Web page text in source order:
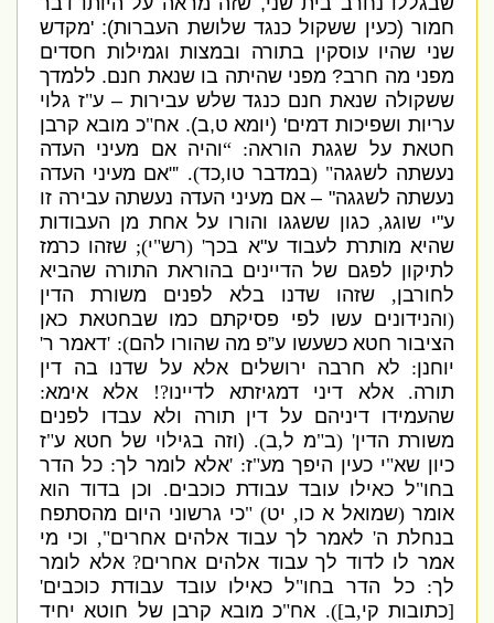
חמור(כעין ששקול כנגד שלושת העברות): 'מקדש
שני שהיו עוסקין בתורה ובמצות וגמילות חסדים
מפני מה חרב?מפני שהיתה בו שנאת חנם.ללמדך
ששקולה שנאת חנם כנגד שלש עבירות – ע "ז גלוי
עריות ושפיכות דמים' (יומא ט ,ב).אח"כ מובא קרבן
חטאת על שגגת הוראה: “ והיה אם מעיני העדה
נעשתה לשגגה" (במדבר טו,כד). '
" אם מעיני העדה
נעשתה לשגגה" –אם מעיני העדה נעשתה עבירה זו
"י שוגג,כגון ששגגו והורו על אחת מן העבודות
שהיא מותרת לעבוד ע "א בכך' (רש"י);שזהו כרמז
לתיקון לפגם של הדיינים בהוראת התורה שהביא
לחורבן, שזהו שדנו בלא לפנים משורת הדין
והנידונים עשו לפי פסיקתם כמו שבחטאת כאן
הציבור חטא כשעשו ע”פ מה שהורו להם): 'דאמר ר
יוחנן:לא חרבה ירושלים אלא על שדנו בה דין
תורה.אלא דיני דמגיזתא לדיינו?! אלא אימא:
שהעמידו דיניהם על דין תורה ולא עבדו לפנים
משורת הדין' (ב"מ ל ב).
( וזה בגילוי של חטא ע "ז
כיון שא"י כעין היפך מע"ז: 'אלא לומר לך:כל הדר
בחו"ל כאילו עובד עבודת כוכבים.וכן בדוד הוא
אומר(שמואל א כו ,יט) "כי גרשוני היום מהסתפח
בנחלת ה 'לאמר לך עבוד אלהים אחרים",וכי מי
אמר לו לדוד לך עבוד אלהים אחרים?אלא לומר
לך:כל הדר בחו"ל כאילו עובד עבודת כוכבים'
כתובות קי,ב]).אח"כ מובא קרבן של חוטא יחיד